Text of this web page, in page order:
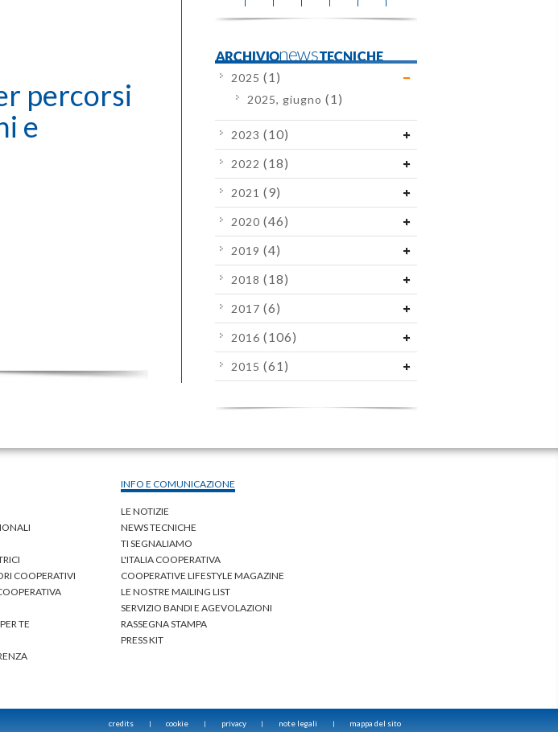
percorsi
e
ARCHIVIOnewsTECNICHE
2025 (1)
2025, giugno (1)
2023 (10)
2022 (18)
2021 (9)
2020 (46)
2019 (4)
2018 (18)
2017 (6)
2016 (106)
2015 (61)
COOPERATIVI
TE
INFO E COMUNICAZIONE
LE NOTIZIE
NEWS TECNICHE
TI SEGNALIAMO
L'ITALIA COOPERATIVA
COOPERATIVE LIFESTYLE MAGAZINE
LE NOSTRE MAILING LIST
SERVIZIO BANDI E AGEVOLAZIONI
RASSEGNA STAMPA
PRESS KIT
credits cookie privacy note legali mappa del sito